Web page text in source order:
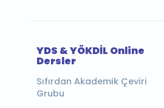
YDS & YÖKDİL Online
Dersler
Sıfırdan Akademik Çeviri
Grubu